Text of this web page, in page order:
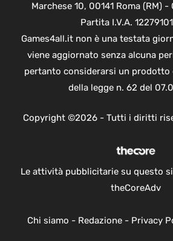
Marchese 10, 00141 Roma (RM)
Partita I.V.A.
Games4all.it non è una testata
viene aggiornato senza alcuna
pertanto considerarsi un prodotto
della legge n. 62 del
Copyright ©2026 - Tutti i diritti
Le attività pubblicitarie su questo
theCoreAdv
Chi siamo - Redazione- Privacy